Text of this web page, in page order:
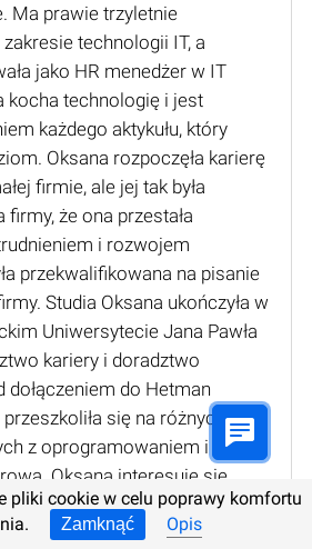
Ma prawie trzyletnie
technologii IT, a
jako HR menedżer w IT
kocha technologię i jest
każdego aktykułu, który
Oksana rozpoczęła karierę
firmie, ale jej tak była
że ona przestała
i rozwojem
przekwalifikowana na pisanie
Studia Oksana ukończyła w
Uniwersytecie Jana Pawła
kariery i doradztwo
dołączeniem do Hetman
się na różnych
z oprogramowaniem i dobrą
Oksana interesuje się
technologiami przez cały czas
Software i czas od czasu
pliki cookie w celu poprawy komfortu
Zamknąć Opis